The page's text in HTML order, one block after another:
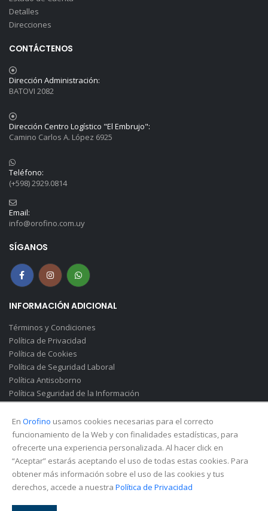
Detalles
Direcciones
CONTÁCTENOS
Dirección Administración:
BATOVI 2082
Dirección Centro Logístico "El Embrujo":
Camino Carlos A. López 6925
Teléfono:
(+598) 2929.0814
Email:
info@orofino.com.uy
SÍGANOS
INFORMACIÓN ADICIONAL
Términos y Condiciones
Política de Privacidad
Política de Cookies
Política de Seguridad Laboral
Política Antisoborno
Política Seguridad de la Información
Canal de Denuncias(Soborno)
En Orofino usamos cookies necesarias para el correcto
funcionamiento de la Web y con finalidades estadísticas, para
ofrecerte una experiencia personalizada. Al hacer click en
“Aceptar” estarás aceptando el uso de todas estas cookies. Para
obtener más información sobre el uso de las cookies y tus
derechos, accede a nuestra Política de Privacidad